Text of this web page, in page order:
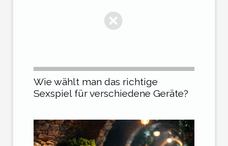
Wie wählt man das richtige
Sexspiel für verschiedene Geräte?